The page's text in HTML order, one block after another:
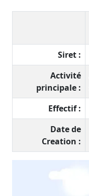
Siret :
Activité
principale :
Effectif :
Date de
Creation :